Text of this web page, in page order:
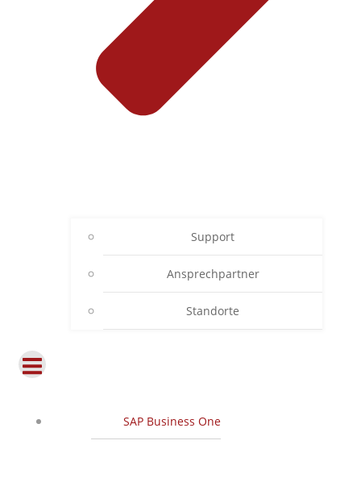
Support
Ansprechpartner
Standorte
SAP Business One